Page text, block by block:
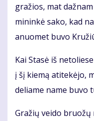
gra­žios, mat
mi­nin­kė sa­ko, kad
anuo­met bu­vo
Kai Sta­sė iš
į šį kie­mą ati­te­kė­jo,
de­lia­me na­me bu­vo
Gra­žių vei­do